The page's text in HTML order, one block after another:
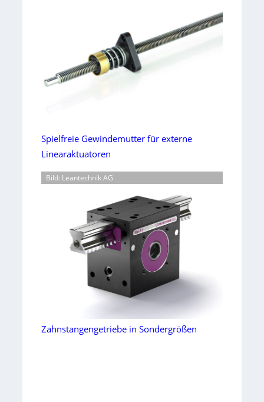
Spielfreie Gewindemutter für externe
Linearaktuatoren
Bild: Leantechnik AG
Zahnstangengetriebe in Sondergrößen